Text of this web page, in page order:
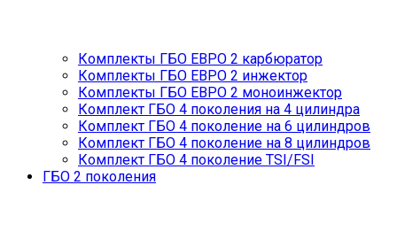
Комплекты ГБО ЕВРО 2 карбюратор
Комплекты ГБО ЕВРО 2 инжектор
Комплекты ГБО ЕВРО 2 моноинжектор
Комплект ГБО 4 поколения на 4 цилиндра
Комплект ГБО 4 поколение на 6 цилиндров
Комплект ГБО 4 поколение на 8 цилиндров
Комплект ГБО 4 поколение TSI/FSI
ГБО 2 поколения